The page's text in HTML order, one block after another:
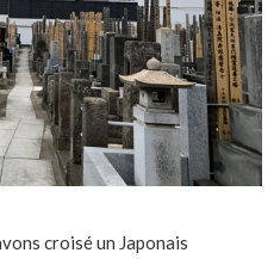
croisé un Japonais